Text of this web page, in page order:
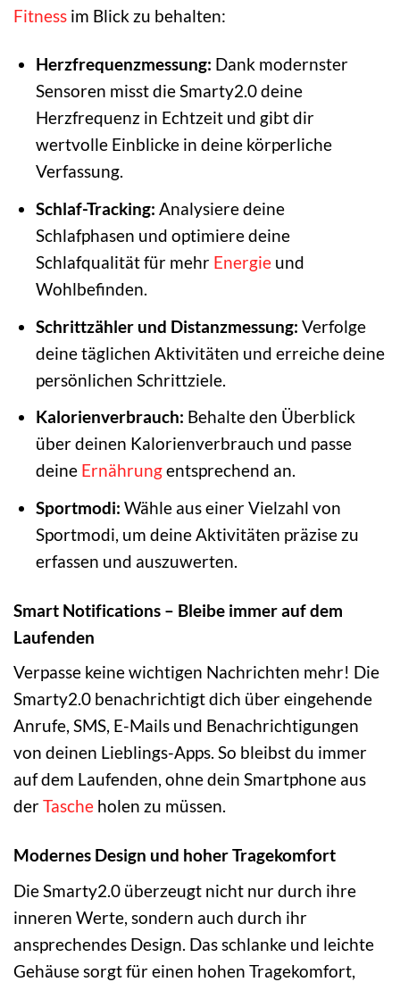
Fitness im Blick zu behalten:
Herzfrequenzmessung: Dank modernster
Sensoren misst die Smarty2.0 deine
Herzfrequenz in Echtzeit und gibt dir
wertvolle Einblicke in deine körperliche
Verfassung.
Schlaf-Tracking: Analysiere deine
Schlafphasen und optimiere deine
Schlafqualität für mehr Energieund
Wohlbefinden.
Schrittzähler und Distanzmessung: Verfolge
deine täglichen Aktivitäten und erreiche deine
persönlichen Schrittziele.
Kalorienverbrauch: Behalte den Überblick
über deinen Kalorienverbrauch und passe
deine Ernährungentsprechend an.
Sportmodi: Wähle aus einer Vielzahl von
Sportmodi, um deine Aktivitäten präzise zu
erfassen und auszuwerten.
Smart Notifications – Bleibe immer auf dem
Laufenden
Verpasse keine wichtigen Nachrichten mehr! Die
Smarty2.0 benachrichtigt dich über eingehende
Anrufe, SMS, E-Mails und Benachrichtigungen
von deinen Lieblings-Apps. So bleibst du immer
auf dem Laufenden, ohne dein Smartphone aus
derTasche holen zu müssen.
Modernes Design und hoher Tragekomfort
Die Smarty2.0 überzeugt nicht nur durch ihre
inneren Werte, sondern auch durch ihr
ansprechendes Design. Das schlanke und leichte
Gehäuse sorgt für einen hohen Tragekomfort,